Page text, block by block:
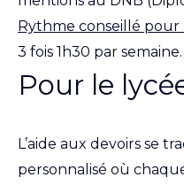
Rythme conseillé
3 fois 1h30 par semaine.
Pour le
L’aide aux devoirs se
personnalisé où